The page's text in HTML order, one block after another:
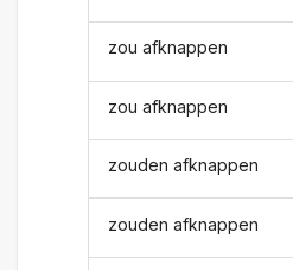
zou afknappen
zou afknappen
zouden afknappen
zouden afknappen